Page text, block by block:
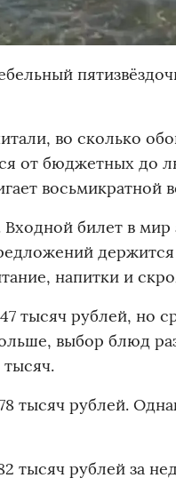
во сколько
от бюджетных до
восьмикратной
билет в мир
напитки и
тысяч рублей, но
выбор блюд
тысяч.
тысяч рублей.
тысяч рублей за